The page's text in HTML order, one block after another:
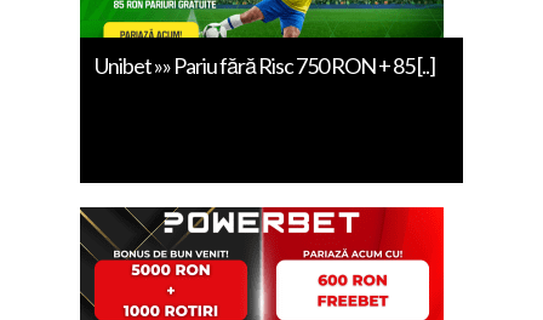
Unibet »» Pariu fără Risc 750 RON + 85 [..]